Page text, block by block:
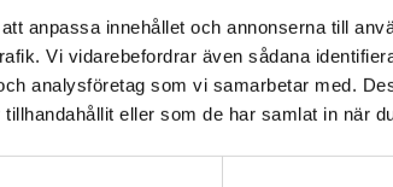
anpassa innehållet och annonserna till
Vi vidarebefordrar även sådana
analysföretag som vi samarbetar med.
eller som de har samlat in när
verkar som att du besöker
utanför Sverige. Vi erbjuder inte
För att kunna slutföra ett köp måste
vara i Sverige.Läs mer